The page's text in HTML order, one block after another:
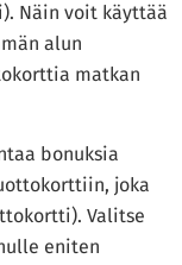
Näin voit käyttää
alun
matkan
bonuksia
joka
Valitse
eniten